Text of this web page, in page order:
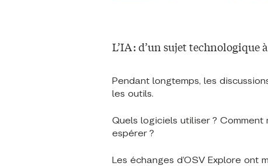
L’IA : d’un sujet technologique
Pendant longtemps, les
les outils.
Quels logiciels utiliser ?
espérer ?
Les échanges d’OSV Explore ont